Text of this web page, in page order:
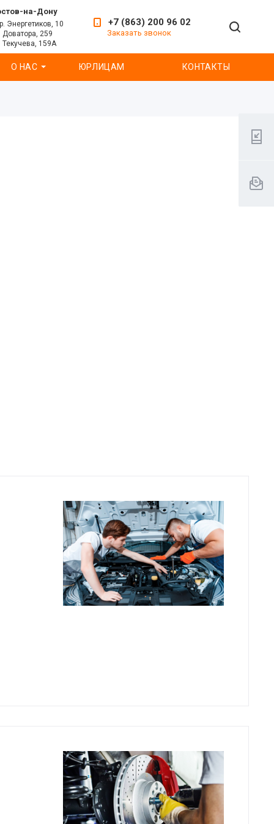
на-Дону
Энергетиков, 10
Доватора, 259
Текучева, 159А
+7 (863) 200 96 02
Заказать звонок
О НАС ЮРЛИЦАМ КОНТАКТЫ